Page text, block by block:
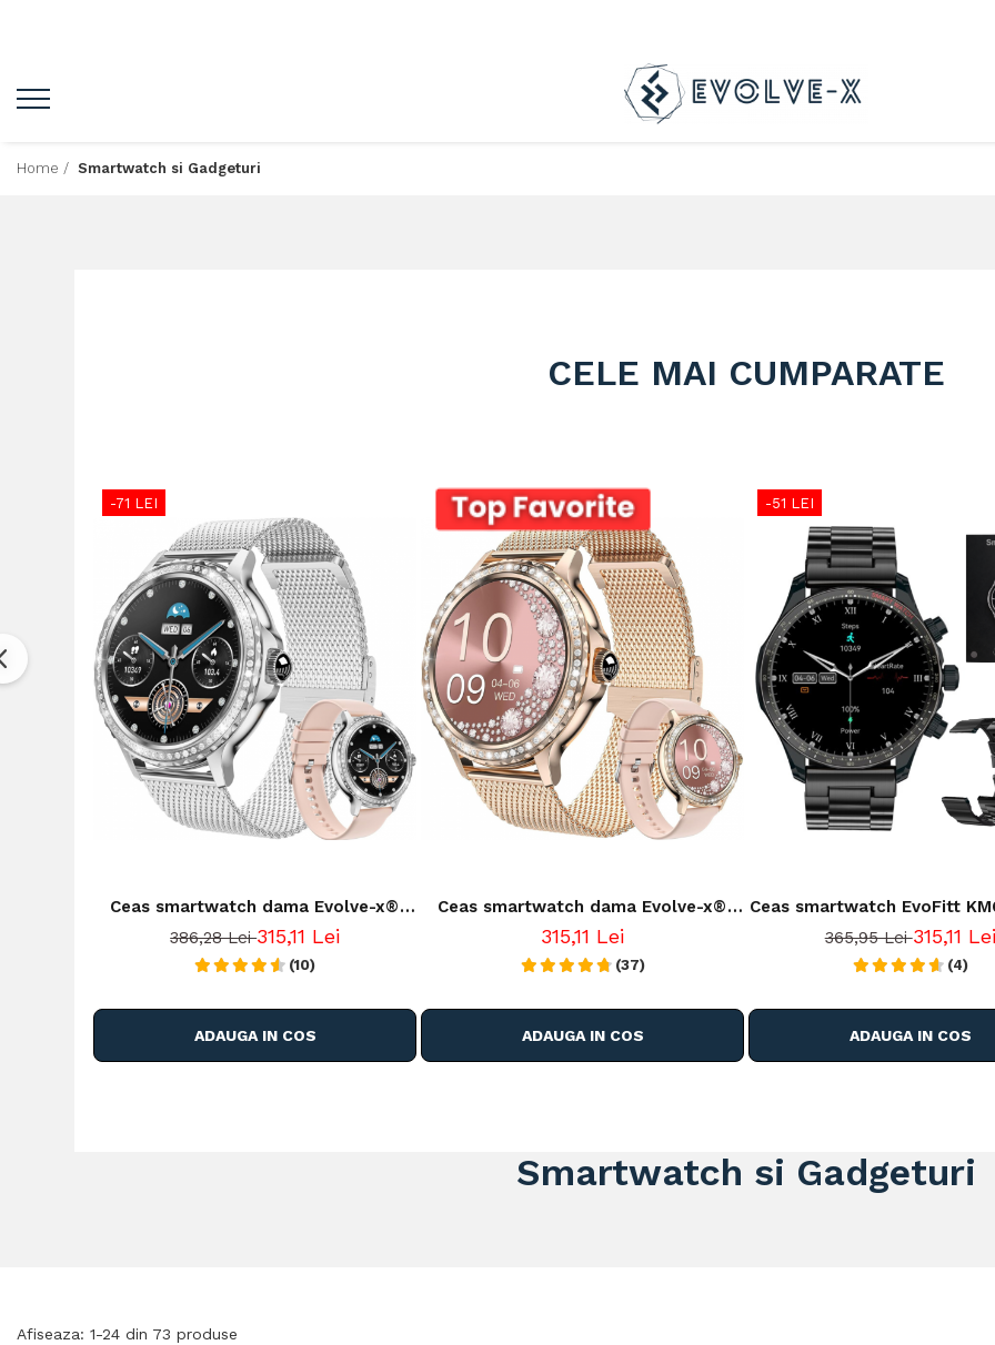
Home / Smartwatch si Gadgeturi
CELE MAI CUMPARATE
-71 LEI
Ceas smartwatch dama Evolve-x®
EvoWatch 9 cu Apeluri si mesaje
bluetooth, Monitorizare sanatate si
Asistent vocal, 2 bratari incluse
386,28 Lei315,11 Lei
(10)
ADAUGA IN COS
Ceas smartwatch dama Evolve-x®
EvoWatch 9 cu Apeluri si mesaje
bluetooth, Monitorizare sanatate si
Asistent vocal, 2 bratari incluse
315,11 Lei
(37)
ADAUGA IN COS
-51 LEI
Ceas smartwatch EvoFitt
AMOLED, Apeluri si mesaje
Functii monitorizare Ritm
Somn, Nivel oxigen,
compatibil iOS si
365,95 Lei315,11 Lei
(4)
ADAUGA IN COS
Smartwatch si Gadgeturi
Afiseaza: 1-24 din 73 produse